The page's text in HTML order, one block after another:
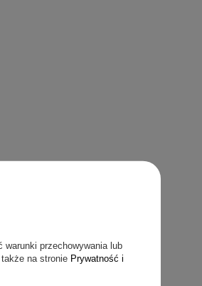
warunki przechowywania lub
na stronie Prywatność i